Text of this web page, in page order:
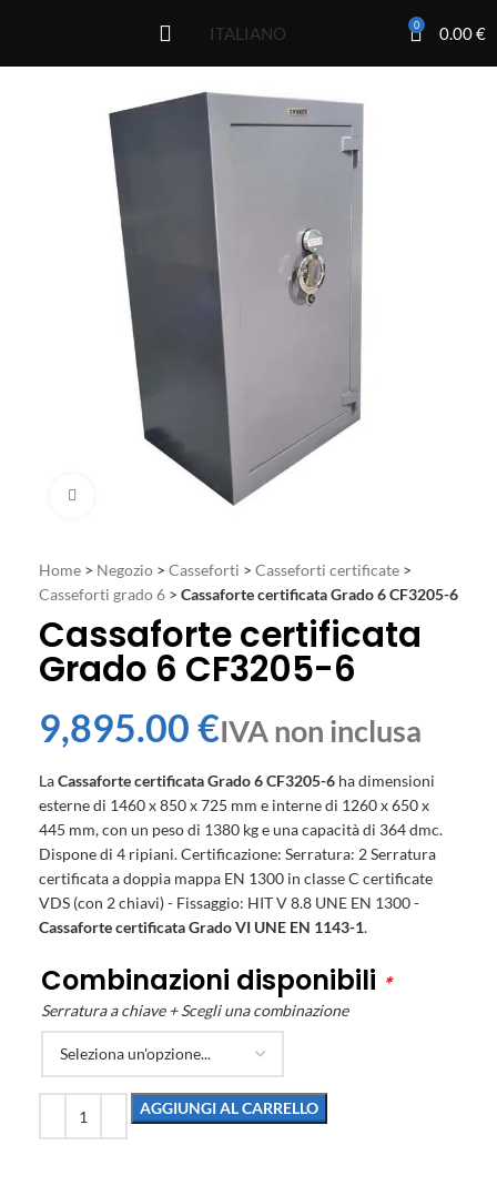
ITALIANO 0 0.00€
Home > Negozio > Casseforti > Casseforti certificate >
Casseforti grado 6 > Cassaforte certificata Grado 6 CF3205-6
Cassaforte certificata
Grado 6 CF3205-6
€
LaCassaforte certificata Grado 6 CF3205-6 ha dimensioni
esterne di 1460 x 850 x 725 mm e interne di 1260 x 650 x
445 mm, con un peso di 1380 kg e una capacità di 364 dmc.
Dispone di 4 ripiani. Certificazione: Serratura: 2 Serratura
certificata a doppia mappa EN 1300 in classe C certificate
VDS (con 2 chiavi) - Fissaggio: HIT V 8.8 UNE EN 1300 -
Cassaforte certificata Grado VI UNE EN 1143-1.
Combinazioni disponibili *
Serratura a chiave + Scegli una combinazione
AGGIUNGI AL CARRELLO